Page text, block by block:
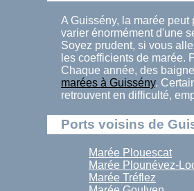
A Guissény, la marée
varier énormément d'une
Soyez prudent, si vous
les coefficients de marée.
Chaque année, des
marées à Guissény.
retrouvent en difficulté,
Ports voisins de
Marée Plouescat
Marée Plounévez-
Marée Tréflez